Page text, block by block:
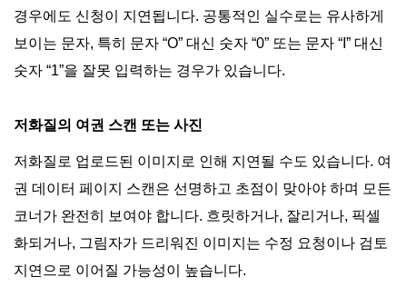
경우에도 신청이 지연됩니다. 공통적인 실수로는 유사하게
보이는 문자, 특히 문자 “O” 대신 숫자 “0” 또는 문자 “I” 대신
숫자 “1”을 잘못 입력하는 경우가 있습니다.
저화질의 여권 스캔 또는 사진
저화질로 업로드된 이미지로 인해 지연될 수도 있습니다. 여
권 데이터 페이지 스캔은 선명하고 초점이 맞아야 하며 모든
코너가 완전히 보여야 합니다. 흐릿하거나, 잘리거나, 픽셀
화되거나, 그림자가 드리워진 이미지는 수정 요청이나 검토
지연으로 이어질 가능성이 높습니다.